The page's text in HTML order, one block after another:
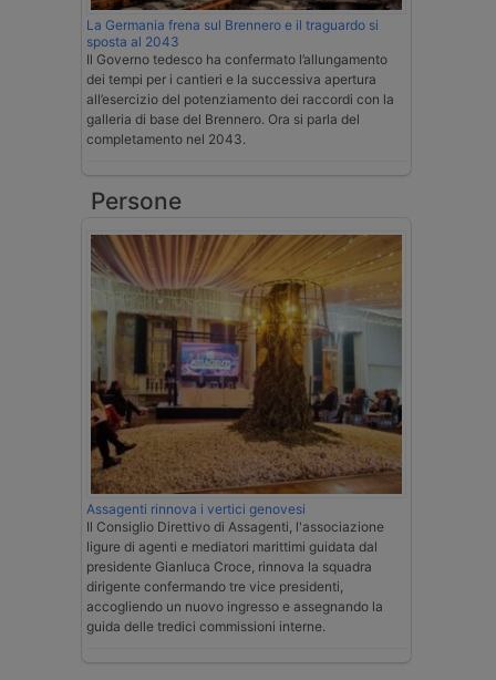
La Germania frena sul Brennero e il traguardo si
sposta al 2043
Il Governo tedesco ha confermato l’allungamento
dei tempi per i cantieri e la successiva apertura
all’esercizio del potenziamento dei raccordi con la
galleria di base del Brennero. Ora si parla del
completamento nel 2043.
Persone
Assagenti rinnova i vertici genovesi
Il Consiglio Direttivo di Assagenti, l'associazione
ligure di agenti e mediatori marittimi guidata dal
presidente Gianluca Croce, rinnova la squadra
dirigente confermando tre vice presidenti,
accogliendo un nuovo ingresso e assegnando la
guida delle tredici commissioni interne.